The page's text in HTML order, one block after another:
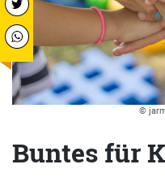
©
Buntes für